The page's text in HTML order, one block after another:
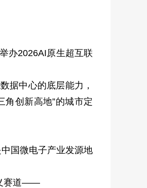
办2026AI原生超互联
据中心的底层能力，
角创新高地”的城市定
国微电子产业发源地
赛道——